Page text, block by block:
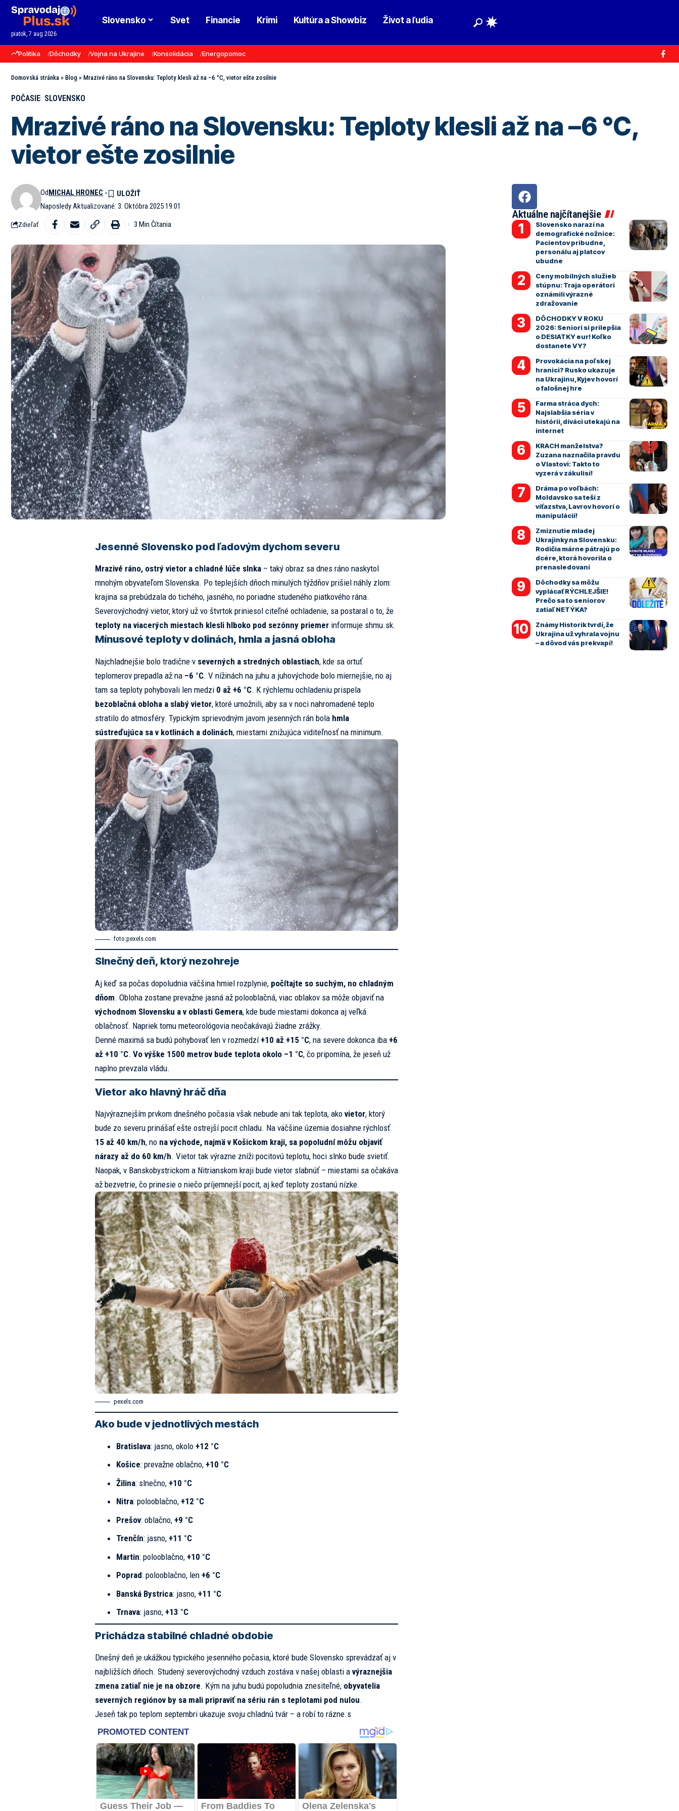
piatok, 7 aug 2026
Slovensko Svet Financie Krimi Kultúra a Showbiz Život a ľudia
Politika Dôchodky Vojna na Ukrajine Konsolidácia Energopomoc
Domovská stránka » Blog » Mrazivé ráno na Slovensku: Teploty klesli až na –6 °C, vietor ešte zosilnie
POČASIE SLOVENSKO
Mrazivé ráno na Slovensku: Teploty klesli až na –6 °C,
vietor ešte zosilnie
Naposledy Aktualizované: 3. Októbra 2025 19:01
OdMICHAL HRONEC
Zdieľať 3 Min Čítania
Jesenné Slovensko pod ľadovým dychom severu
Mrazivé ráno, ostrý vietor a chladné lúče slnka– taký obraz sa dnes ráno naskytol
mnohým obyvateľom Slovenska. Po teplejších dňoch minulých týždňov prišiel náhly zlom:
krajina sa prebúdzala do tichého, jasného, no poriadne studeného piatkového rána.
Severovýchodný vietor, ktorý už vo štvrtok priniesol citeľné ochladenie, sa postaral o to, že
teploty na viacerých miestach klesli hlboko pod sezónny priemerinformuje shmu.sk.
Mínusové teploty v dolinách, hmla a jasná obloha
Najchladnejšie bolo tradične v severných a stredných oblastiach, kde sa ortuť
teplomerov prepadla až na –6 °C. V nížinách na juhu a juhovýchode bolo miernejšie, no aj
tam sa teploty pohybovali len medzi 0 až +6 °C. K rýchlemu ochladeniu prispela
bezoblačná obloha a slabý vietor, ktoré umožnili, aby sa v noci nahromadené teplo
stratilo do atmosféry. Typickým sprievodným javom jesenných rán bola hmla
sústreďujúca sa v kotlinách a dolinách, miestami znižujúca viditeľnosť na minimum.
foto:pexels.com
Slnečný deň, ktorý nezohreje
Aj keď sa počas dopoludnia väčšina hmiel rozplynie, počítajte so suchým, no chladným
dňom. Obloha zostane prevažne jasná až polooblačná, viac oblakov sa môže objaviť na
východnom Slovensku a v oblasti Gemera, kde bude miestami dokonca aj veľká
oblačnosť. Napriek tomu meteorológovia neočakávajú žiadne zrážky.
Denné maximá sa budú pohybovať len v rozmedzí+10 až +15 °C, na severe dokonca iba +6
až +10 °C. Vo výške 1500 metrov bude teplota okolo –1 °C, čo pripomína, že jeseň už
naplno prevzala vládu.
Vietor ako hlavný hráč dňa
Najvýraznejším prvkom dnešného počasia však nebude ani tak teplota, ako vietor, ktorý
bude zo severu prinášať ešte ostrejší pocit chladu. Na väčšine územia dosiahne rýchlosť
15 až 40 km/h, no na východe, najmä v Košickom kraji, sa popoludní môžu objaviť
nárazy až do 60 km/h. Vietor tak výrazne zníži pocitovú teplotu, hoci slnko bude svietiť.
Naopak, v Banskobystrickom a Nitrianskom kraji bude vietor slabnúť – miestami sa očakáva
až bezvetrie, čo prinesie o niečo príjemnejší pocit, aj keď teploty zostanú nízke.
pexels.com
Ako bude v jednotlivých mestách
Bratislava: jasno, okolo+12 °C
Košice: prevažne oblačno,+10 °C
Žilina: slnečno,+10 °C
Nitra: polooblačno,+12 °C
Prešov: oblačno,+9 °C
Trenčín: jasno,+11 °C
Martin: polooblačno,+10 °C
Poprad: polooblačno, len+6 °C
Banská Bystrica: jasno,+11 °C
Trnava: jasno,+13 °C
Prichádza stabilné chladné obdobie
Dnešný deň je ukážkou typického jesenného počasia, ktoré bude Slovensko sprevádzať aj v
najbližších dňoch. Studený severovýchodný vzduch zostáva v našej oblasti a výraznejšia
zmena zatiaľ nie je na obzore. Kým na juhu budú popoludnia znesiteľné, obyvatelia
severných regiónov by sa mali pripraviť na sériu rán s teplotami pod nulou.
Jeseň tak po teplom septembri ukazuje svoju chladnú tvár – a robí to rázne.s
Aktuálne najčítanejšie
Slovensko narazí na
demografické nožnice:
Pacientov pribudne,
personálu aj platcov
ubudne
Ceny mobilných služieb
stúpnu: Traja operátori
oznámili výrazné
zdražovanie
DÔCHODKY V ROKU
2026: Seniori si prilepšia
o DESIATKY eur! Koľko
dostanete VY?
Provokácia na poľskej
hranici? Rusko ukazuje
na Ukrajinu, Kyjev hovorí
o falošnej hre
Farma stráca dych:
Najslabšia séria v
histórii, diváci utekajú na
internet
KRACH manželstva?
Zuzana naznačila pravdu
o Vlastovi: Takto to
vyzerá v zákulisí!
Dráma po voľbách:
Moldavsko sa teší z
víťazstva, Lavrov hovorí o
manipulácií!
Zmiznutie mladej
Ukrajinky na Slovensku:
Rodičia márne pátrajú po
dcére, ktorá hovorila o
prenasledovaní
Dôchodky sa môžu
vyplácať RÝCHLEJŠIE!
Prečo sa to seniorov
zatiaľ NETÝKA?
Známy Historik tvrdí, že
Ukrajina už vyhrala vojnu
– a dôvod vás prekvapí!